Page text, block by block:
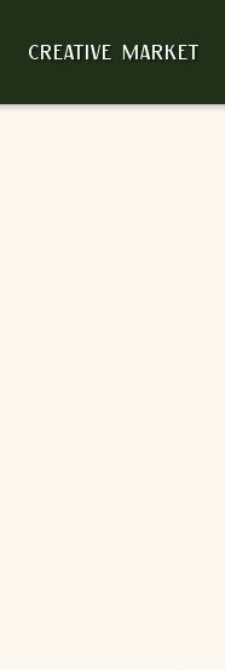
CREATIVE MARKET